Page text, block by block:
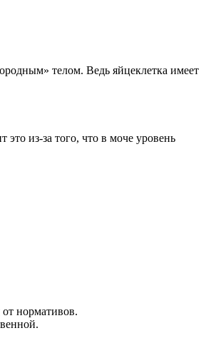
телом. Ведь яйцеклетка имеет
из-за того, что в моче уровень
нормативов.